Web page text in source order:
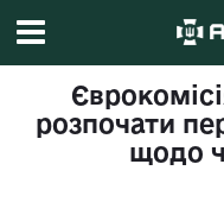
розпочати
щодо